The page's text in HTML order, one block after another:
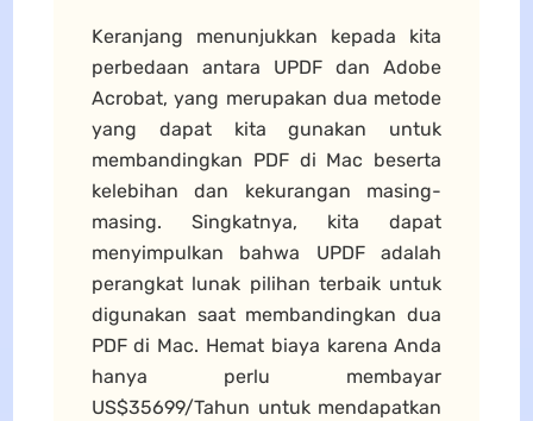
Keranjang menunjukkan kepada kita
perbedaan antara UPDF dan Adobe
Acrobat, yang merupakan dua metode
yang dapat kita gunakan untuk
membandingkan PDF di Mac beserta
kelebihan dan kekurangan masing-
masing. Singkatnya, kita dapat
menyimpulkan bahwa UPDF adalah
perangkat lunak pilihan terbaik untuk
digunakan saat membandingkan dua
PDF di Mac. Hemat biaya karena Anda
hanya perlu membayar
US$35699/Tahun untuk mendapatkan